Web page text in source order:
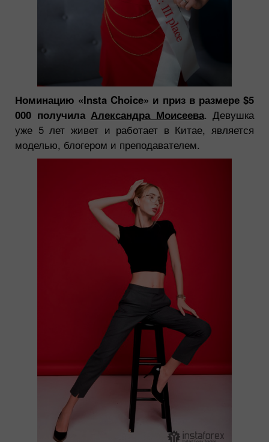
Номинацию «Insta Choice» и приз в размере $5
000 получила Александра Моисеева. Девушка
уже 5 лет живет и работает в Китае, является
моделью, блогером и преподавателем.